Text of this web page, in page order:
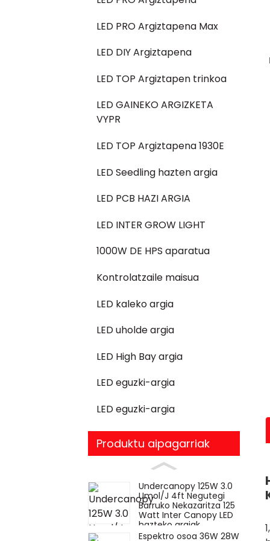
LED PRO Argiztapena Max
LED DIY Argiztapena
LED TOP Argiztapen trinkoa
LED GAINEKO ARGIZKETA
VYPR
LED TOP Argiztapena 1930E
LED Seedling hazten argia
LED PCB HAZI ARGIA
LED INTER GROW LIGHT
1000W DE HPS aparatua
Kontrolatzaile maisua
LED kaleko argia
LED uholde argia
LED High Bay argia
LED eguzki-argia
LED eguzki-argia
Produktu aipagarriak
Undercanopy 125W 3.0
Umol/J 4ft Negutegi
Barruko Nekazaritza 125
Watt Inter Canopy LED
hazteko argiak
Espektro osoa 36W 28W